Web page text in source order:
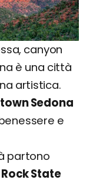
canyon
è una città
artistica.
Sedona
e
partono
Rock State